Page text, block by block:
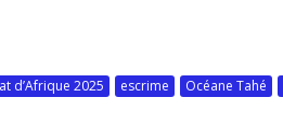
d’Afrique 2025 escrime Océane Tahé